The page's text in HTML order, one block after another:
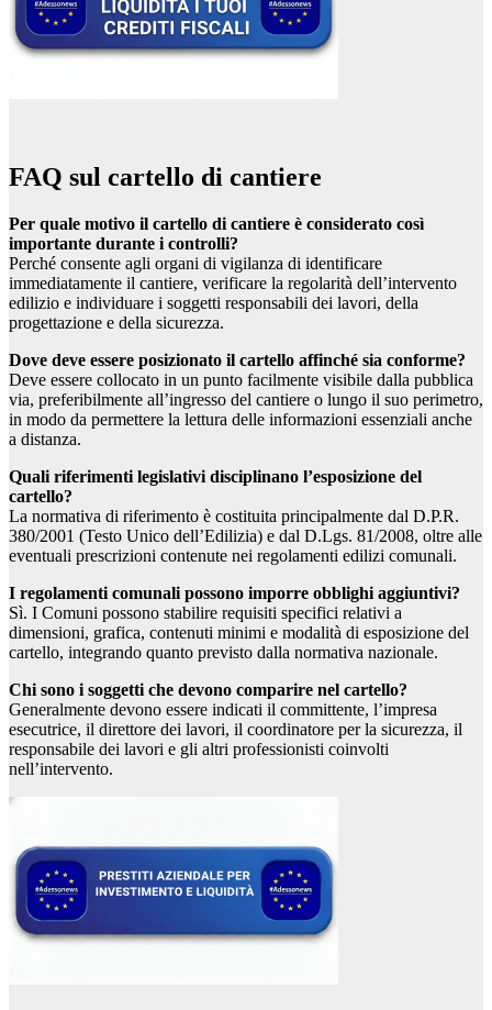
FAQ sul cartello di cantiere
Per quale motivo il cartello di cantiere è considerato così
importante durante i controlli?
Perché consente agli organi di vigilanza di identificare
immediatamente il cantiere, verificare la regolarità dell’intervento
edilizio e individuare i soggetti responsabili dei lavori, della
progettazione e della sicurezza.
Dove deve essere posizionato il cartello affinché sia conforme?
Deve essere collocato in un punto facilmente visibile dalla pubblica
via, preferibilmente all’ingresso del cantiere o lungo il suo perimetro,
in modo da permettere la lettura delle informazioni essenziali anche
a distanza.
Quali riferimenti legislativi disciplinano l’esposizione del
cartello?
La normativa di riferimento è costituita principalmente dal D.P.R.
380/2001 (Testo Unico dell’Edilizia) e dal D.Lgs. 81/2008, oltre alle
eventuali prescrizioni contenute nei regolamenti edilizi comunali.
I regolamenti comunali possono imporre obblighi aggiuntivi?
Sì. I Comuni possono stabilire requisiti specifici relativi a
dimensioni, grafica, contenuti minimi e modalità di esposizione del
cartello, integrando quanto previsto dalla normativa nazionale.
Chi sono i soggetti che devono comparire nel cartello?
Generalmente devono essere indicati il committente, l’impresa
esecutrice, il direttore dei lavori, il coordinatore per la sicurezza, il
responsabile dei lavori e gli altri professionisti coinvolti
nell’intervento.